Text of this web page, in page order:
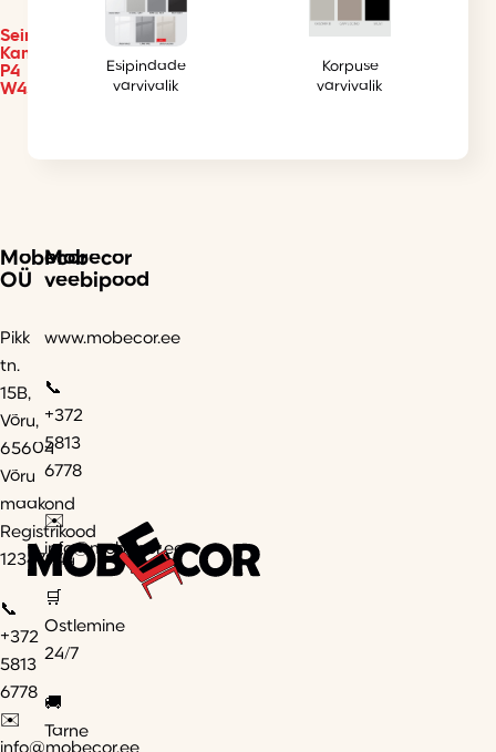
Seinakapp
Kammono-
P4
W45.1/90
Esipindade
värvivalik
Korpuse
värvivalik
Mobecor
OÜ
Pikk
tn.
15B,
Võru,
65604
Võru
maakond
Registrikood
12347944
📞
+372
5813
6778
✉️
Mobecor
veebipood
www.mobecor.ee
📞
+372
5813
6778
✉️
info@mobecor.ee
🛒
Ostlemine
24/7
🚚
Tarne